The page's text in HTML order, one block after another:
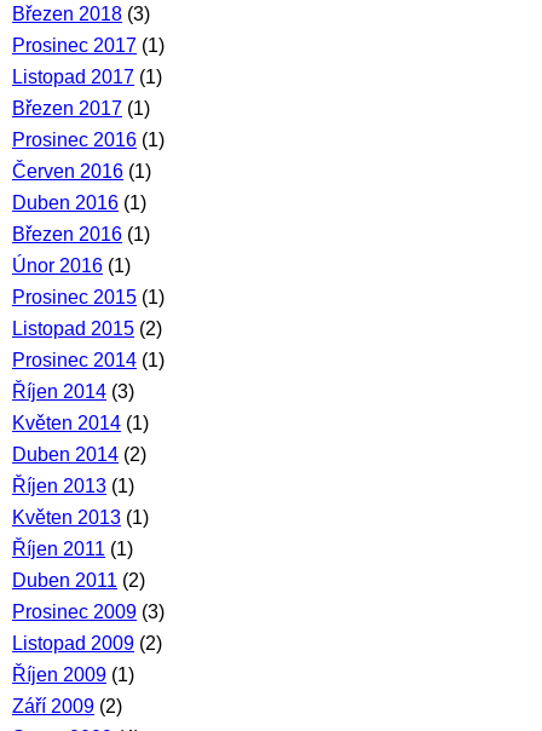
Březen 2018 (3)
Prosinec 2017 (1)
Listopad 2017 (1)
Březen 2017 (1)
Prosinec 2016 (1)
Červen 2016 (1)
Duben 2016 (1)
Březen 2016 (1)
Únor 2016 (1)
Prosinec 2015 (1)
Listopad 2015 (2)
Prosinec 2014 (1)
Říjen 2014 (3)
Květen 2014 (1)
Duben 2014 (2)
Říjen 2013 (1)
Květen 2013 (1)
Říjen 2011 (1)
Duben 2011 (2)
Prosinec 2009 (3)
Listopad 2009 (2)
Říjen 2009 (1)
Září 2009 (2)